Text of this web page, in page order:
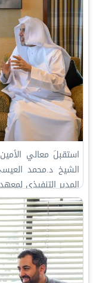
‏استقبلَ معالي
الشيخ د.⁧‫محمد
المدير التنفيذي